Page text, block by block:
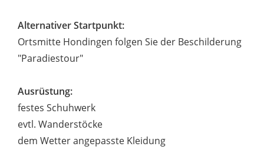
Alternativer Startpunkt:
Ortsmitte Hondingen folgen Sie der Beschilderung
"Paradiestour"
Ausrüstung:
festes Schuhwerk
evtl. Wanderstöcke
dem Wetter angepasste Kleidung